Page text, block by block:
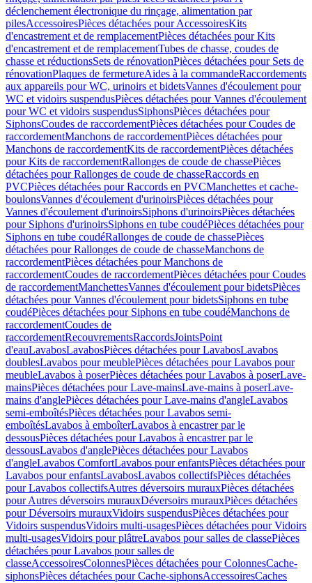
déclenchement électronique du rinçage, alimentation par
pilesAccessoiresPièces détachées pour AccessoiresKits
d'encastrement et de remplacementPièces détachées pour Kits
d'encastrement et de remplacementTubes de chasse, coudes de
chasse et réductionsSets de rénovationPièces détachées pour Sets de
rénovationPlaques de fermetureAides à la commandeRaccordements
aux appareils pour WC, urinoirs et bidetsVannes d'écoulement pour
WC et vidoirs suspendusPièces détachées pour Vannes d'écoulement
pour WC et vidoirs suspendusSiphonsPièces détachées pour
SiphonsCoudes de raccordementPièces détachées pour Coudes de
raccordementManchons de raccordementPièces détachées pour
Manchons de raccordementKits de raccordementPièces détachées
pour Kits de raccordementRallonges de coude de chassePièces
détachées pour Rallonges de coude de chasseRaccords en
PVCPièces détachées pour Raccords en PVCManchettes et cache-
boulonsVannes d'écoulement d'urinoirsPièces détachées pour
Vannes d'écoulement d'urinoirsSiphons d'urinoirsPièces détachées
pour Siphons d'urinoirsSiphons en tube coudéPièces détachées pour
Siphons en tube coudéRallonges de coude de chassePièces
détachées pour Rallonges de coude de chasseManchons de
raccordementPièces détachées pour Manchons de
raccordementCoudes de raccordementPièces détachées pour Coudes
de raccordementManchettesVannes d'écoulement pour bidetsPièces
détachées pour Vannes d'écoulement pour bidetsSiphons en tube
coudéPièces détachées pour Siphons en tube coudéManchons de
raccordementCoudes de
raccordementRecouvrementsRaccordsJointsPoint
d'eauLavabosLavabosPièces détachées pour LavabosLavabos
doublesLavabos pour meublePièces détachées pour Lavabos pour
meubleLavabos à poserPièces détachées pour Lavabos à poserLave-
mainsPièces détachées pour Lave-mainsLave-mains à poserLave-
mains d'anglePièces détachées pour Lave-mains d'angleLavabos
semi-emboîtésPièces détachées pour Lavabos semi-
emboîtésLavabos à emboîterLavabos à encastrer par le
dessousPièces détachées pour Lavabos à encastrer par le
dessousLavabos d'anglePièces détachées pour Lavabos
d'angleLavabos ComfortLavabos pour enfantsPièces détachées pour
Lavabos pour enfantsLavabosLavabos collectifsPièces détachées
pour Lavabos collectifsAutres déversoirs murauxPièces détachées
pour Autres déversoirs murauxDéversoirs murauxPièces détachées
pour Déversoirs murauxVidoirs suspendusPièces détachées pour
Vidoirs suspendusVidoirs multi-usagesPièces détachées pour Vidoirs
multi-usagesVidoirs pour plâtreLavabos pour salles de classePièces
détachées pour Lavabos pour salles de
classeAccessoiresColonnesPièces détachées pour ColonnesCache-
siphonsPièces détachées pour Cache-siphonsAccessoiresCaches